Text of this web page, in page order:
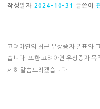
작성일자 2024-10-31 글쓴이
고려아연의 최근 유상증자 발표와
습니다. 또한 고려아연 유상증자 목
세히 말씀드리겠습니다.